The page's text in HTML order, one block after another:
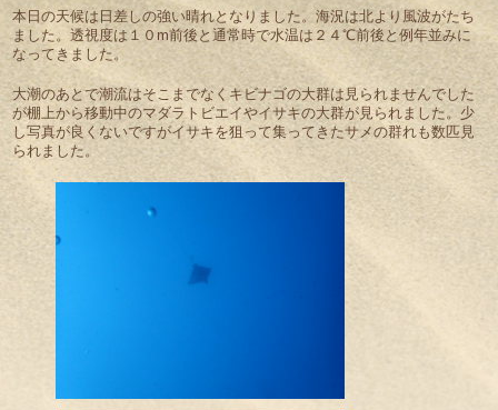
ッ
プ
本日の天候は日差しの強い晴れとなりました。海況は北より風波がたち
ました。透視度は１０m前後と通常時で水温は２４℃前後と例年並みに
なってきました。
大潮のあとで潮流はそこまでなくキビナゴの大群は見られませんでした
が棚上から移動中のマダラトビエイやイサキの大群が見られました。少
し写真が良くないですがイサキを狙って集ってきたサメの群れも数匹見
られました。